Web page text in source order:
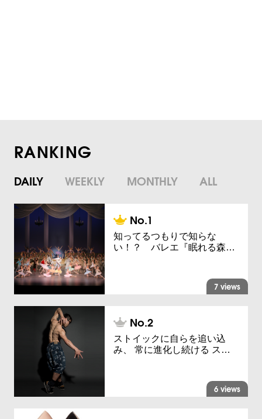
RANKING
DAILY WEEKLY MONTHLY ALL
知ってるつもりで知らな
い！？ バレエ『眠れる森…
7 views
ストイックに自らを追い込
み、 常に進化し続ける ス…
6 views